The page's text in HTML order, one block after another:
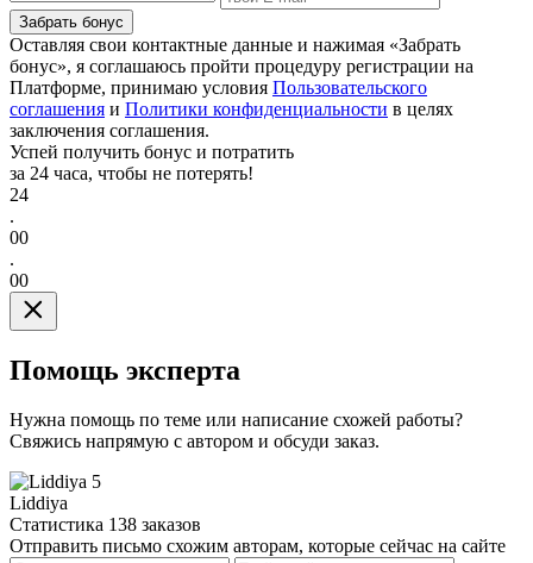
Забрать бонус
Оставляя свои контактные данные и нажимая «Забрать
бонус», я соглашаюсь пройти процедуру регистрации на
Платформе, принимаю условия Пользовательского
соглашения и Политики конфиденциальности в целях
заключения соглашения.
Успей получить бонус и потратить
за 24 часа, чтобы не потерять!
24
.
00
.
00
Помощь эксперта
Нужна помощь по теме или написание схожей работы?
Свяжись напрямую с автором и обсуди заказ.
5
Liddiya
Статистика 138 заказов
Отправить письмо схожим авторам, которые сейчас на сайте